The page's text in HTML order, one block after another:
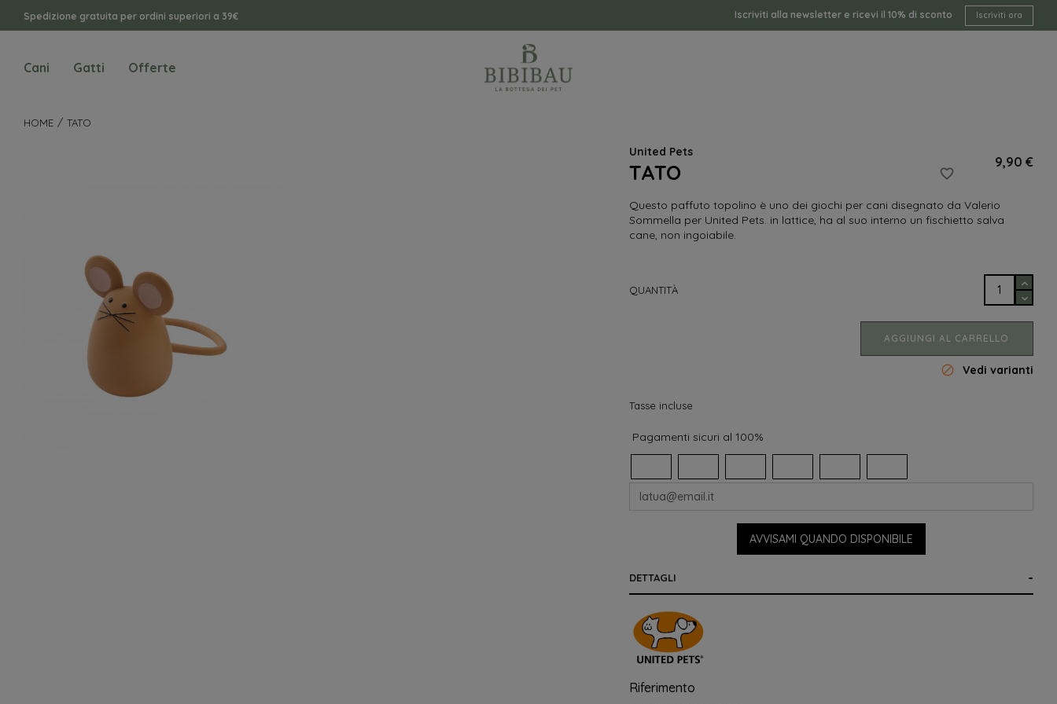
Spedizione gratuita per ordini superiori a 39€ Iscriviti alla newsletter e ricevi il 10% di sconto Iscriviti ora
Cani Gatti Offerte
HOME TATO
United Pets
TATO favorite_border
9,90 €
Questo paffuto topolino è uno dei giochi per cani disegnato da Valerio
Sommella per United Pets. in lattice, ha al suo interno un fischietto salva
cane, non ingoiabile.
QUANTITÀ
AGGIUNGI AL CARRELLO
 Vedi varianti
Tasse incluse
Pagamenti sicuri al 100%
AVVISAMI QUANDO DISPONIBILE
DETTAGLI
Riferimento